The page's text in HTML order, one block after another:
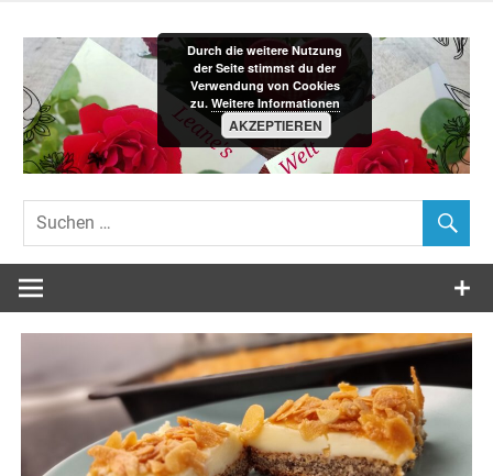
Inhalt
springen
Leane´s-
Welt
Durch die weitere Nutzung
der Seite stimmst du der
Verwendung von Cookies
zu. Weitere Informationen
AKZEPTIEREN